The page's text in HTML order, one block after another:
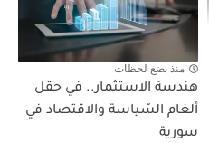
منذ بضع لحظات
هندسة الاستثمار.. في حقل
ألغام السّياسة والاقتصاد في
سورية